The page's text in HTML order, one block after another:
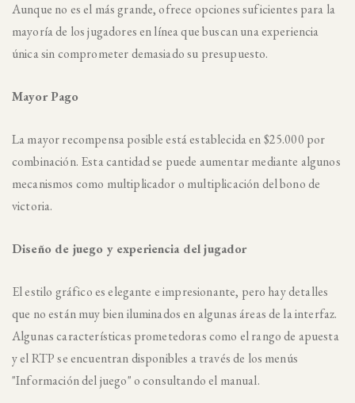
Aunque no es el más grande, ofrece opciones suficientes para la
mayoría de los jugadores en línea que buscan una experiencia
única sin comprometer demasiado su presupuesto.
Mayor Pago
La mayor recompensa posible está establecida en $25.000 por
combinación. Esta cantidad se puede aumentar mediante algunos
mecanismos como multiplicador o multiplicación del bono de
victoria.
Diseño de juego y experiencia del jugador
El estilo gráfico es elegante e impresionante, pero hay detalles
que no están muy bien iluminados en algunas áreas de la interfaz.
Algunas características prometedoras como el rango de apuesta
y el RTP se encuentran disponibles a través de los menús
"Información del juego" o consultando el manual.